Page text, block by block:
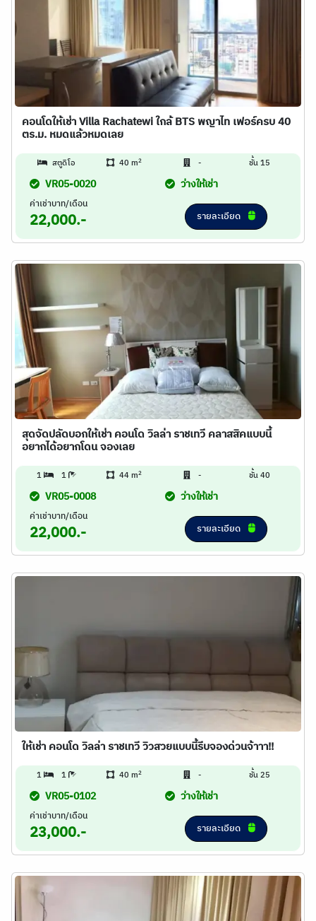
คอนโดให้เช่า Villa Rachatewi ใกล้ BTS พญาไท เฟอร์ครบ 40
ตร.ม. หมดแล้วหมดเลย
สตูดิโอ 40 m2 - ชั้น 15
VR05-0020 ว่างให้เช่า
ค่าเช่าบาท/เดือน
22,000.- รายละเอียด
สุดจัดปลัดบอกให้เช่า คอนโด วิลล่า ราชเทวี คลาสสิคแบบนี้
อยากได้อยากโดน จองเลย
1 1 44 m2 - ชั้น 40
VR05-0008 ว่างให้เช่า
ค่าเช่าบาท/เดือน
22,000.- รายละเอียด
ให้เช่า คอนโด วิลล่า ราชเทวี วิวสวยแบบนี้รีบจองด่วนจ้าาา!!
1 1 40 m2 - ชั้น 25
VR05-0102 ว่างให้เช่า
ค่าเช่าบาท/เดือน
23,000.- รายละเอียด